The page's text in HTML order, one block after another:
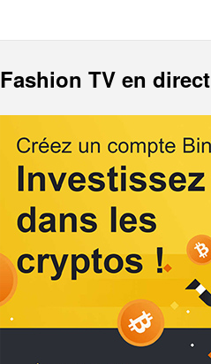
Fashion TV en direct